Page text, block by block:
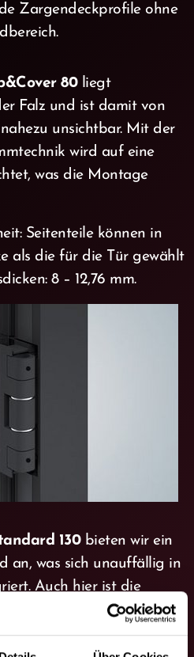
Zargendeckprofile ohne
80liegt
Falz und ist damit von
unsichtbar. Mit der
wird auf eine
was die Montage
Seitenteile können in
als die für die Tür gewählt
8 – 12,76 mm.
130bieten wir ein
an, was sich unauffällig in
Auch hier ist die
auf zwei
und einfach.